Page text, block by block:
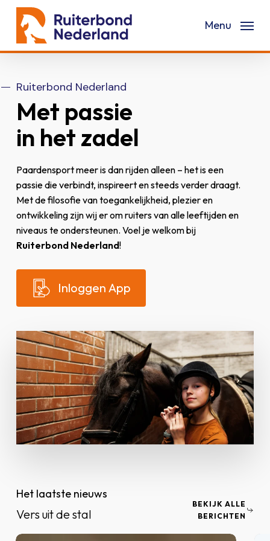
Skip
main
Menu
Ruiterbond Nederland
Met passie
in het zadel
Paardensport meer is dan rijden alleen – het is een
passie die verbindt, inspireert en steeds verder draagt.
Met de filosofie van toegankelijkheid, plezier en
ontwikkeling zijn wij er om ruiters van alle leeftijden en
niveaus te ondersteunen. Voel je welkom bij
Ruiterbond Nederland!
Inloggen App
Het laatste nieuws
Vers uit de stal
BEKIJK ALLE
BERICHTEN